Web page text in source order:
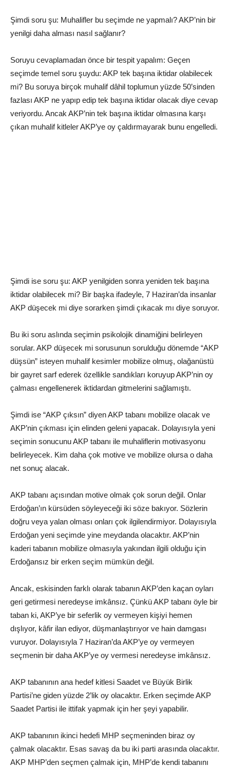
Şimdi soru şu: Muhalifler bu seçimde ne yapmalı? AKP’nin bir
yenilgi daha alması nasıl sağlanır?
Soruyu cevaplamadan önce bir tespit yapalım: Geçen
seçimde temel soru şuydu: AKP tek başına iktidar olabilecek
mi? Bu soruya birçok muhalif dâhil toplumun yüzde 50’sinden
fazlası AKP ne yapıp edip tek başına iktidar olacak diye cevap
veriyordu. Ancak AKP’nin tek başına iktidar olmasına karşı
çıkan muhalif kitleler AKP’ye oy çaldırmayarak bunu engelledi.
Şimdi ise soru şu: AKP yenilgiden sonra yeniden tek başına
iktidar olabilecek mi? Bir başka ifadeyle, 7 Haziran’da insanlar
AKP düşecek mi diye sorarken şimdi çıkacak mı diye soruyor.
Bu iki soru aslında seçimin psikolojik dinamiğini belirleyen
sorular. AKP düşecek mi sorusunun sorulduğu dönemde “AKP
düşsün” isteyen muhalif kesimler mobilize olmuş, olağanüstü
bir gayret sarf ederek özellikle sandıkları koruyup AKP’nin oy
çalması engellenerek iktidardan gitmelerini sağlamıştı.
Şimdi ise “AKP çıksın” diyen AKP tabanı mobilize olacak ve
AKP’nin çıkması için elinden geleni yapacak. Dolayısıyla yeni
seçimin sonucunu AKP tabanı ile muhaliflerin motivasyonu
belirleyecek. Kim daha çok motive ve mobilize olursa o daha
net sonuç alacak.
AKP tabanı açısından motive olmak çok sorun değil. Onlar
Erdoğan’ın kürsüden söyleyeceği iki söze bakıyor. Sözlerin
doğru veya yalan olması onları çok ilgilendirmiyor. Dolayısıyla
Erdoğan yeni seçimde yine meydanda olacaktır. AKP’nin
kaderi tabanın mobilize olmasıyla yakından ilgili olduğu için
Erdoğansız bir erken seçim mümkün değil.
Ancak, eskisinden farklı olarak tabanın AKP’den kaçan oyları
geri getirmesi neredeyse imkânsız. Çünkü AKP tabanı öyle bir
taban ki, AKP’ye bir seferlik oy vermeyen kişiyi hemen
dışlıyor, kâfir ilan ediyor, düşmanlaştırıyor ve hain damgası
vuruyor. Dolayısıyla 7 Haziran’da AKP’ye oy vermeyen
seçmenin bir daha AKP’ye oy vermesi neredeyse imkânsız.
AKP tabanının ana hedef kitlesi Saadet ve Büyük Birlik
Partisi’ne giden yüzde 2’lik oy olacaktır. Erken seçimde AKP
Saadet Partisi ile ittifak yapmak için her şeyi yapabilir.
AKP tabanının ikinci hedefi MHP seçmeninden biraz oy
çalmak olacaktır. Esas savaş da bu iki parti arasında olacaktır.
AKP MHP’den seçmen çalmak için, MHP’de kendi tabanını